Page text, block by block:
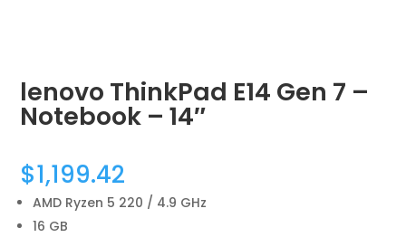
lenovo ThinkPad E14 Gen 7 –
Notebook – 14″
$1,199.42
AMD Ryzen 5 220 / 4.9 GHz
16 GB